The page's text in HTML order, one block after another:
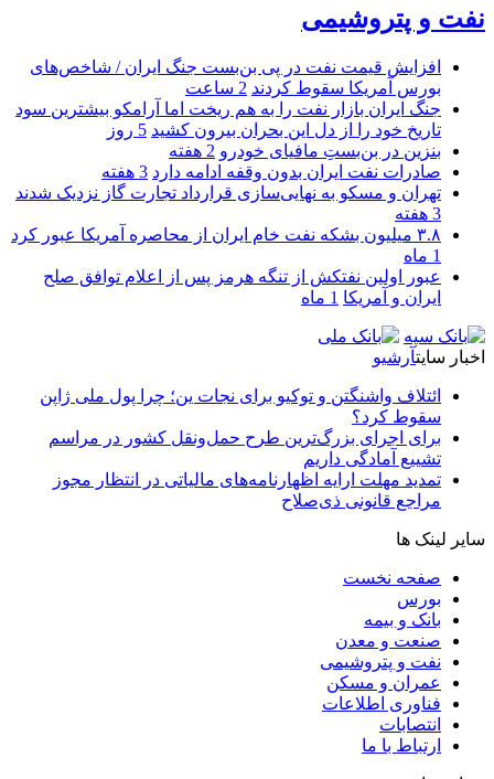
نفت و پتروشیمی
افزایش قیمت نفت در پی بن‌بست جنگ ایران / شاخص‌های
بورس آمریکا سقوط کردند 2 ساعت
جنگ ایران بازار نفت را به هم ریخت اما آرامکو بیشترین سود
تاریخ خود را از دل این بحران بیرون کشید 5 روز
بنزین در بن‌بستِ مافیای خودرو 2 هفته
صادرات نفت ایران بدون وقفه ادامه دارد 3 هفته
تهران و مسکو به نهایی‌سازی قرارداد تجارت گاز نزدیک شدند
3 هفته
۳.۸ میلیون بشکه نفت خام ایران از محاصره آمریکا عبور کرد
1 ماه
عبور اولین نفتکش از تنگه هرمز پس از اعلام توافق صلح
ایران و آمریکا 1 ماه
اخبار سایتآرشیو
ائتلاف واشنگتن و توکیو برای نجات ین؛ چرا پول ملی ژاپن
سقوط کرد؟
برای اجرای بزرگ‌ترین طرح حمل‌ونقل کشور در مراسم
تشییع آمادگی داریم
تمدید مهلت ارایه اظهارنامه‌های مالیاتی در انتظار مجوز
مراجع قانونی ذی‌‏صلاح
سایر لینک ها
صفحه نخست
بورس
بانک و بیمه
صنعت و معدن
نفت و پتروشیمی
عمران و مسکن
فناوری اطلاعات
انتصابات
ارتباط با ما